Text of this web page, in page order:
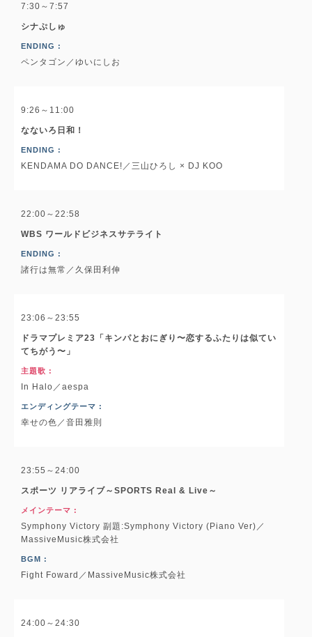
7:30～7:57
シナぷしゅ
ENDING :
ペンタゴン／ゆいにしお
9:26～11:00
なないろ日和！
ENDING :
KENDAMA DO DANCE!／三山ひろし × DJ KOO
22:00～22:58
WBS ワールドビジネスサテライト
ENDING :
諸行は無常／久保田利伸
23:06～23:55
ドラマプレミア23「キンパとおにぎり〜恋するふたりは似てい
てちがう〜」
主題歌 :
In Halo／aespa
エンディングテーマ :
幸せの色／音田雅則
23:55～24:00
スポーツ リアライブ～SPORTS Real & Live～
メインテーマ :
Symphony Victory 副題:Symphony Victory (Piano Ver)／
MassiveMusic株式会社
BGM :
Fight Foward／MassiveMusic株式会社
24:00～24:30